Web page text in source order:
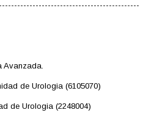
Avanzada.
de Urologia (6105070)
de Urologia (2248004)